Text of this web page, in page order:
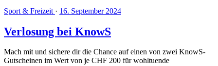
Sport & Freizeit · 16. September 2024
Verlosung bei KnowS
Mach mit und sichere dir die Chance auf einen von zwei KnowS-
Gutscheinen im Wert von je CHF 200 für wohltuende